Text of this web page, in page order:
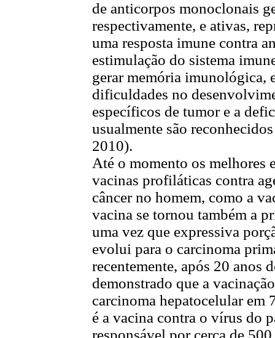
de anticorpos monoclonais
respectivamente, e ativas,
uma resposta imune contra
estimulação do sistema
gerar memória imunológica,
dificuldades no
específicos de tumor e a
usualmente são
2010).
Até o momento os melhores
vacinas profiláticas contra
câncer no homem, como a
vacina se tornou também a
uma vez que expressiva
evolui para o carcinoma
recentemente, após 20 anos
demonstrado que a
carcinoma hepatocelular em
é a vacina contra o vírus do
responsável por cerca de